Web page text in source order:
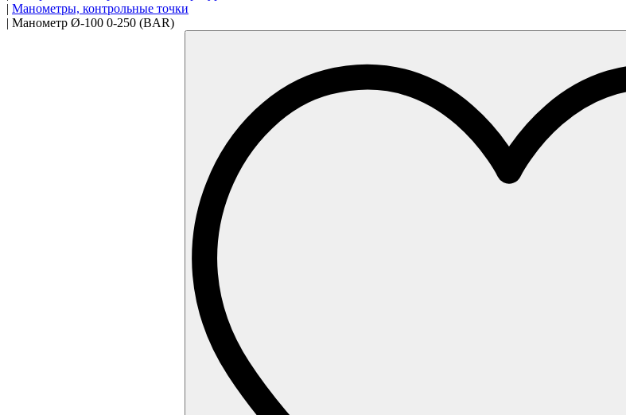
| Манометры, контрольные точки
| Манометр Ø-100 0-250 (BAR)